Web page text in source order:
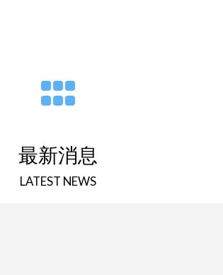
最新消息
LATEST NEWS